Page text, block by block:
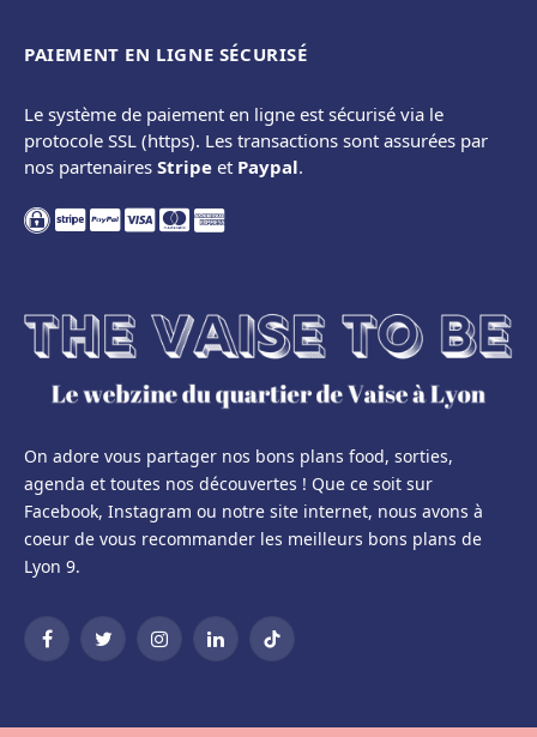
PAIEMENT EN LIGNE SÉCURISÉ
Le système de paiement en ligne est sécurisé via le
protocole SSL (https). Les transactions sont assurées par
nos partenaires Stripe et Paypal.
On adore vous partager nos bons plans food, sorties,
agenda et toutes nos découvertes ! Que ce soit sur
Facebook, Instagram ou notre site internet, nous avons à
coeur de vous recommander les meilleurs bons plans de
Lyon 9.
FacebookTwitterInstagramLinkedInTikTok